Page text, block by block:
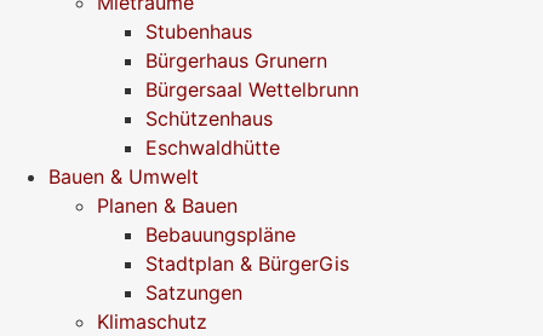
Stubenhaus
Bürgerhaus Grunern
Bürgersaal Wettelbrunn
Schützenhaus
Eschwaldhütte
Bauen & Umwelt
Planen & Bauen
Bebauungspläne
Stadtplan & BürgerGis
Satzungen
Klimaschutz